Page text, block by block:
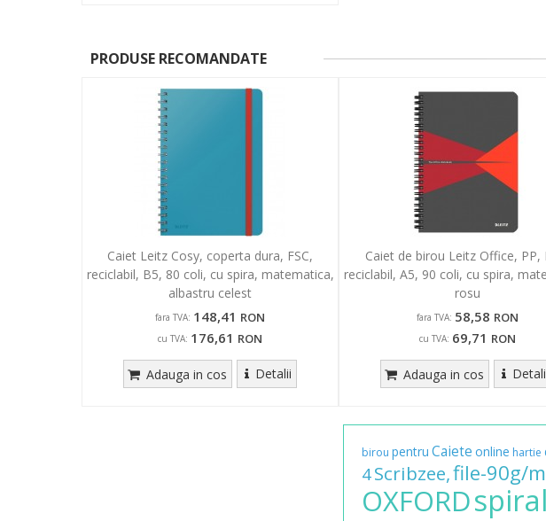
PRODUSE RECOMANDATE
Caiet Leitz Cosy, coperta dura, FSC,
reciclabil, B5, 80 coli, cu spira, matematica,
albastru celest
fara TVA: 148,41 RON
cu TVA: 176,61 RON
Adauga in cos Detalii
Caiet de birou Leitz Office, PP,
reciclabil, A5, 90 coli, cu spira,
rosu
fara TVA: 58,58 RON
cu TVA: 69,71 RON
Adauga in cos
birou pentru Caiete online hartie
4Scribzee,file-90g/
OXFORD